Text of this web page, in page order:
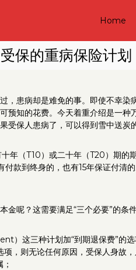
Home
保的重病保险计划
，患病却是难免的事。即使不幸
预知的花费。今天着重介绍是一
受保人患病了，可以得到雪中送炭
年（T10）或二十年（T20）期
款到终身的，也有15年保证付清
金呢？这需要满足“三个必要”的条件
）这三种计划加“到期退保费”的选
，则无论任何原因，受保人身故